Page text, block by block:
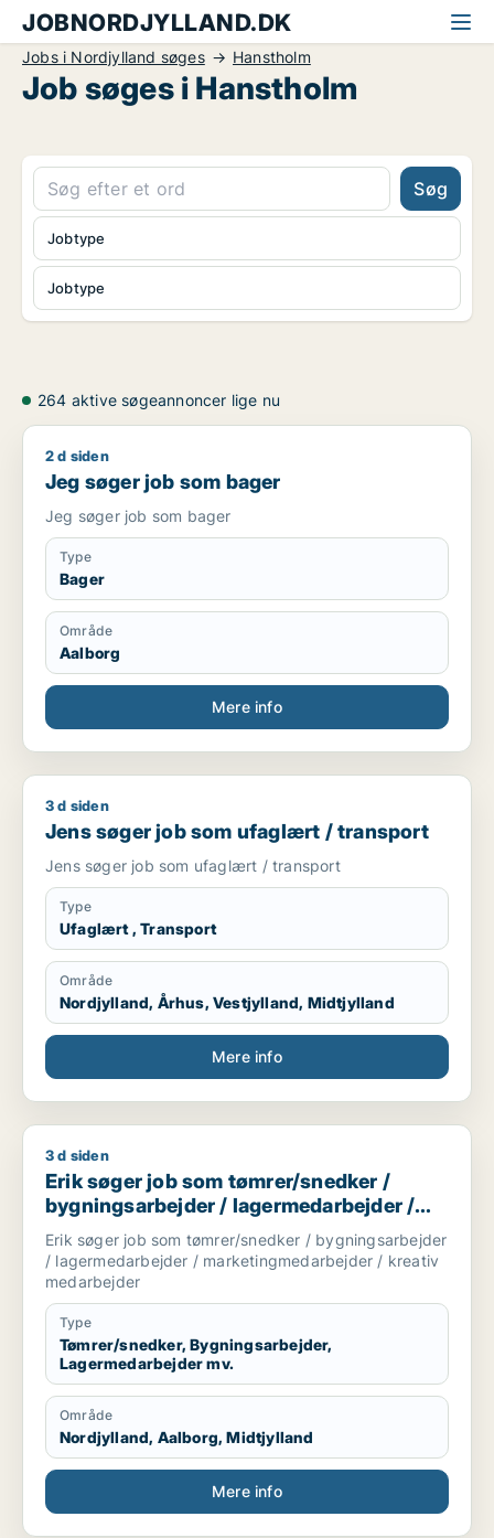
JOBNORDJYLLAND.DK
Jobs i Nordjylland søges Hanstholm
Job søges i Hanstholm
Søg
Jobtype
Jobtype
264 aktive søgeannoncer lige nu
Jeg søger job som bager
2 d siden
Jeg søger job som bager
Jeg søger job som bager
Type
Bager
Område
Aalborg
Mere info
Jens søger job som ufaglært / transport
3 d siden
Jens søger job som ufaglært / transport
Jens søger job som ufaglært / transport
Type
Ufaglært , Transport
Område
Nordjylland, Århus, Vestjylland, Midtjylland
Mere info
Erik søger job som tømrer/snedker / bygningsarbejder /
3 d siden
Erik søger job som tømrer/snedker /
bygningsarbejder / lagermedarbejder /
marketingmedarbejder / kreativ
medarbejder
Erik søger job som tømrer/snedker / bygningsarbejder
/ lagermedarbejder / marketingmedarbejder / kreativ
medarbejder
Type
Tømrer/snedker, Bygningsarbejder,
Lagermedarbejder mv.
Område
Nordjylland, Aalborg, Midtjylland
Mere info